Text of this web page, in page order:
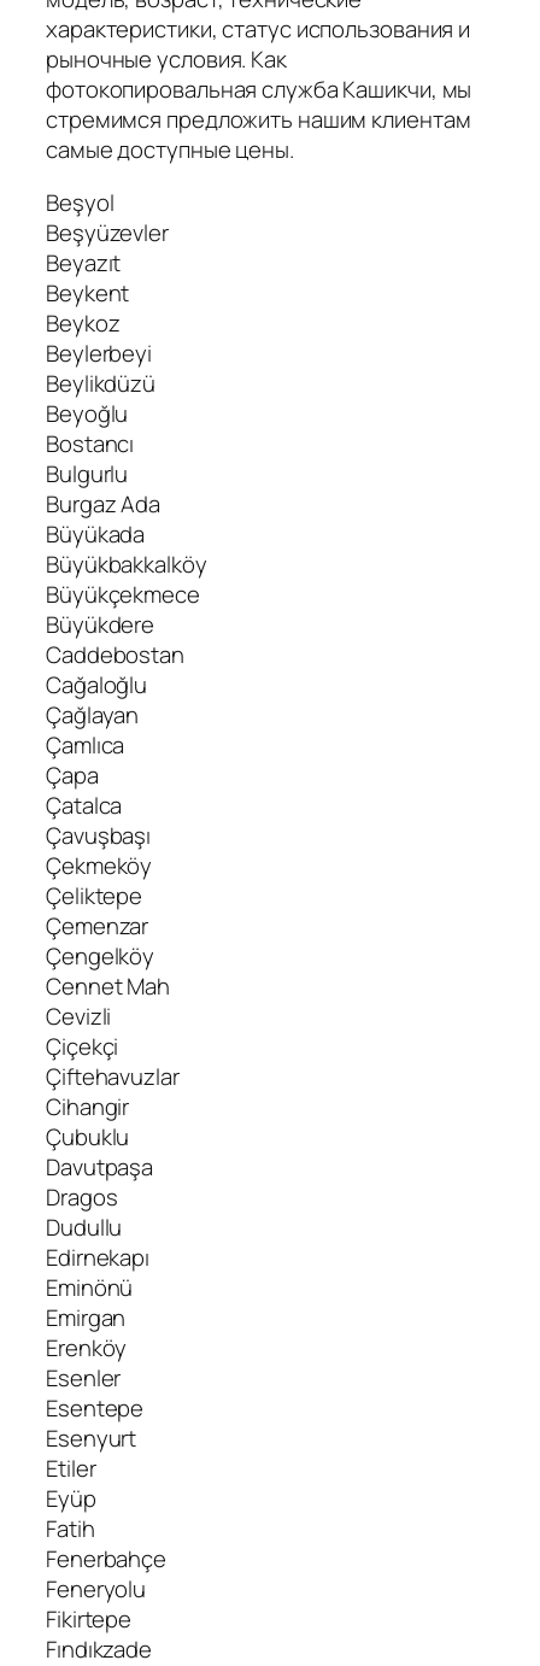
характеристики, статус использования и
рыночные условия. Как
фотокопировальная служба Кашикчи, мы
стремимся предложить нашим клиентам
самые доступные цены.
Beşyol
Beşyüzevler
Beyazıt
Beykent
Beykoz
Beylerbeyi
Beylikdüzü
Beyoğlu
Bostancı
Bulgurlu
Burgaz Ada
Büyükada
Büyükbakkalköy
Büyükçekmece
Büyükdere
Caddebostan
Cağaloğlu
Çağlayan
Çamlıca
Çapa
Çatalca
Çavuşbaşı
Çekmeköy
Çeliktepe
Çemenzar
Çengelköy
Cennet Mah
Cevizli
Çiçekçi
Çiftehavuzlar
Cihangir
Çubuklu
Davutpaşa
Dragos
Dudullu
Edirnekapı
Eminönü
Emirgan
Erenköy
Esenler
Esentepe
Esenyurt
Etiler
Eyüp
Fatih
Fenerbahçe
Feneryolu
Fikirtepe
Fındıkzade